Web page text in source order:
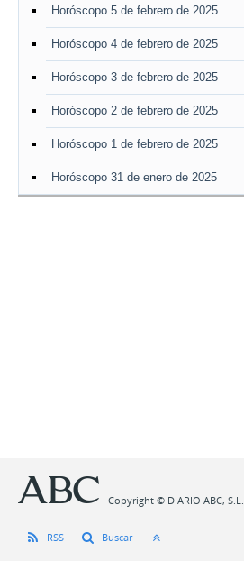
Horóscopo 5 de febrero de 2025
Horóscopo 4 de febrero de 2025
Horóscopo 3 de febrero de 2025
Horóscopo 2 de febrero de 2025
Horóscopo 1 de febrero de 2025
Horóscopo 31 de enero de 2025
Copyright © DIARIO ABC, S.L.
RSS Buscar